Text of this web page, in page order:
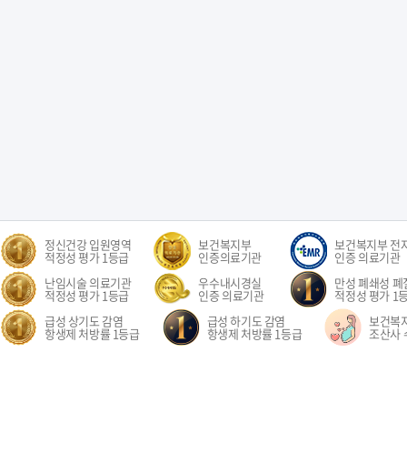
정신건강 입원영역
적정성 평가 1등급
보건복지부
인증의료기관
보건복지부 전
인증 의료기관
난임시술 의료기관
적정성 평가 1등급
우수내시경실
인증 의료기관
만성 폐쇄성
적정성 평가 1
급성 상기도 감염
항생제 처방률 1등급
급성 하기도 감염
항생제 처방률 1등급
보건복
조산사